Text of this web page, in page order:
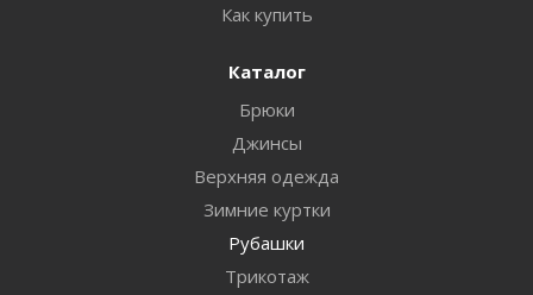
Как купить
Каталог
Брюки
Джинсы
Верхняя одежда
Зимние куртки
Рубашки
Трикотаж